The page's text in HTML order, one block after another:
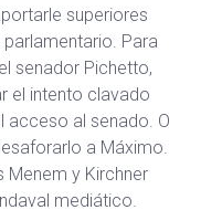
superiores
Para
senador Pichetto,
el intento clavado
acceso al senado. O
a Máximo.
Menem y Kirchner
mediático.